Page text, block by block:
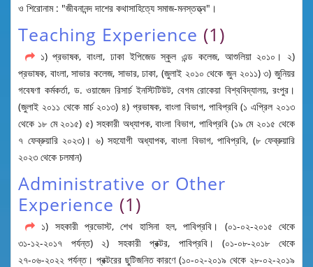
ও শিরোনাম : "জীবনানন্দ দাশের কথাসাহিত্যে সমাজ-মনস্তত্ত্ব"।
Teaching Experience (1)
১) প্রভাষক, বাংলা, ঢাকা ইপিজেড স্কুল এন্ড কলেজ, আশুলিয়া ২০১০। ২)
প্রভাষক, বাংলা, সাভার কলেজ, সাভার, ঢাকা, (জুলাই ২০১০ থেকে জুন ২০১১) ৩) জুনিয়র
গবেষণা কর্মকর্তা, ড. ওয়াজেদ রিসার্চ ইনস্টিটিউট, বেগম রোকেয়া বিশ্ববিদ্যালয়, রংপুর।
(জুলাই ২০১১ থেকে মার্চ ২০১৩) ৪) প্রভাষক, বাংলা বিভাগ, পাবিপ্রবি (১ এপ্রিল ২০১৩
থেকে ১৮ মে ২০১৫) ৫) সহকারী অধ্যাপক, বাংলা বিভাগ, পাবিপ্রবি (১৯ মে ২০১৫ থেকে
৭ ফেব্রুয়ারি ২০২৩)। ৬) সহযোগী অধ্যাপক, বাংলা বিভাগ, পাবিপ্রবি, (৮ ফেব্রুয়ারি
২০২৩ থেকে চলমান)
Administrative or Other
Experience (1)
১) সহকারী প্রভোস্ট, শেখ হাসিনা হল, পাবিপ্রবি। (০১-০২-২০১৫ থেকে
৩১-১২-২০১৭ পর্যন্ত) ২) সহকারী প্রক্টর, পাবিপ্রবি। (০১-০৮-২০১৮ থেকে
২৭-০৬-২০২২ পর্যন্ত। প্রক্টরের ছুটিজনিত কারণে (১০-০২-২০১৯ থেকে ২৮-০২-২০১৯